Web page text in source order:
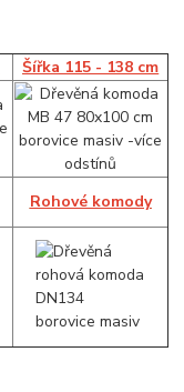
Šířka 115 - 138 cm
Rohové komody